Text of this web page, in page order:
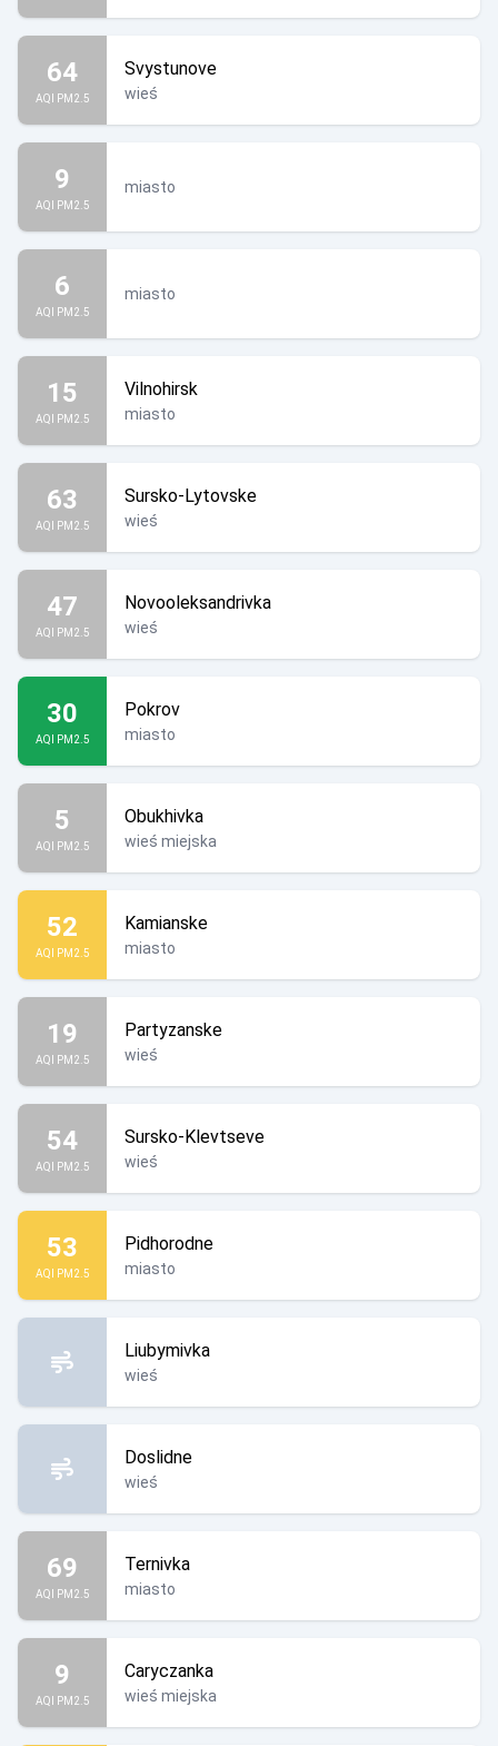
64
AQI PM2.5
Svystunove
wieś
9
AQI PM2.5
miasto
6
AQI PM2.5
miasto
15
AQI PM2.5
Vilnohirsk
miasto
63
AQI PM2.5
Sursko-Lytovske
wieś
47
AQI PM2.5
Novooleksandrivka
wieś
30
AQI PM2.5
Pokrov
miasto
5
AQI PM2.5
Obukhivka
wieś miejska
52
AQI PM2.5
Kamianske
miasto
19
AQI PM2.5
Partyzanske
wieś
54
AQI PM2.5
Sursko-Klevtseve
wieś
53
AQI PM2.5
Pidhorodne
miasto
Liubymivka
wieś
Doslidne
wieś
69
AQI PM2.5
Ternivka
miasto
9
AQI PM2.5
Caryczanka
wieś miejska